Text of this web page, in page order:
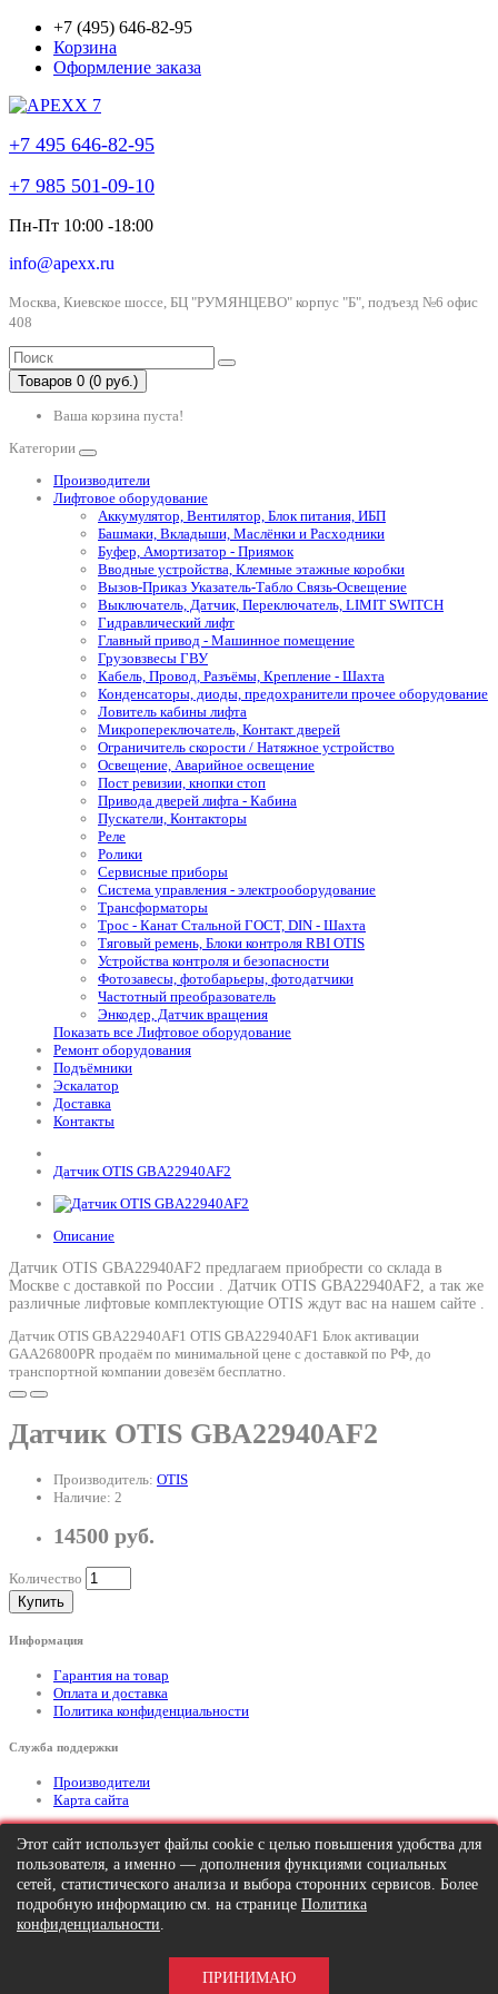
+7 (495) 646-82-95
Корзина
Оформление заказа
+7 495 646-82-95
+7 985 501-09-10
Пн-Пт 10:00 -18:00
info@apexx.ru
Москва, Киевское шоссе, БЦ "РУМЯНЦЕВО" корпус "Б", подъезд №6 офис
408
Товаров 0 (0 руб.)
Ваша корзина пуста!
Категории
Производители
Лифтовое оборудование
Аккумулятор, Вентилятор, Блок питания, ИБП
Башмаки, Вкладыши, Маслёнки и Расходники
Буфер, Амортизатор - Приямок
Вводные устройства, Клемные этажные коробки
Вызов-Приказ Указатель-Табло Связь-Освещение
Выключатель, Датчик, Переключатель, LIMIT SWITCH
Гидравлический лифт
Главный привод - Машинное помещение
Грузовзвесы ГВУ
Кабель, Провод, Разъёмы, Крепление - Шахта
Конденсаторы, диоды, предохранители прочее оборудование
Ловитель кабины лифта
Микропереключатель, Контакт дверей
Ограничитель скорости / Натяжное устройство
Освещение, Аварийное освещение
Пост ревизии, кнопки стоп
Привода дверей лифта - Кабина
Пускатели, Контакторы
Реле
Ролики
Сервисные приборы
Система управления - электрооборудование
Трансформаторы
Трос - Канат Стальной ГОСТ, DIN - Шахта
Тяговый ремень, Блоки контроля RBI OTIS
Устройства контроля и безопасности
Фотозавесы, фотобарьеры, фотодатчики
Частотный преобразователь
Энкодер, Датчик вращения
Показать все Лифтовое оборудование
Ремонт оборудования
Подъёмники
Эскалатор
Доставка
Контакты
Датчик OTIS GBA22940AF2
Описание
Датчик OTIS GBA22940AF2 предлагаем приобрести со склада в
Москве с доставкой по России . Датчик OTIS GBA22940AF2, а так же
различные лифтовые комплектующие OTIS ждут вас на нашем сайте .
Датчик OTIS GBA22940AF1 OTIS GBA22940AF1 Блок активации
GAA26800PR продаём по минимальной цене с доставкой по РФ, до
транспортной компании довезём бесплатно.
Датчик OTIS GBA22940AF2
Производитель: OTIS
Наличие: 2
14500 руб.
Количество
Купить
Информация
Гарантия на товар
Оплата и доставка
Политика конфиденциальности
Служба поддержки
Производители
Карта сайта
Дополнительно
Тел: +7 (495) 646-82-95 mailto:info@apexx.ru
Вся информация и цены на товар, размещенные на данном сайте, носят
информационный характер и ни при каких обстоятельствах не является
публичной офертой!
Этот сайт использует файлы cookie с целью повышения удобства для
пользователя, а именно — дополнения функциями социальных
сетей, статистического анализа и выбора сторонних сервисов. Более
подробную информацию см. на странице Политика
конфиденциальности.
ПРИНИМАЮ